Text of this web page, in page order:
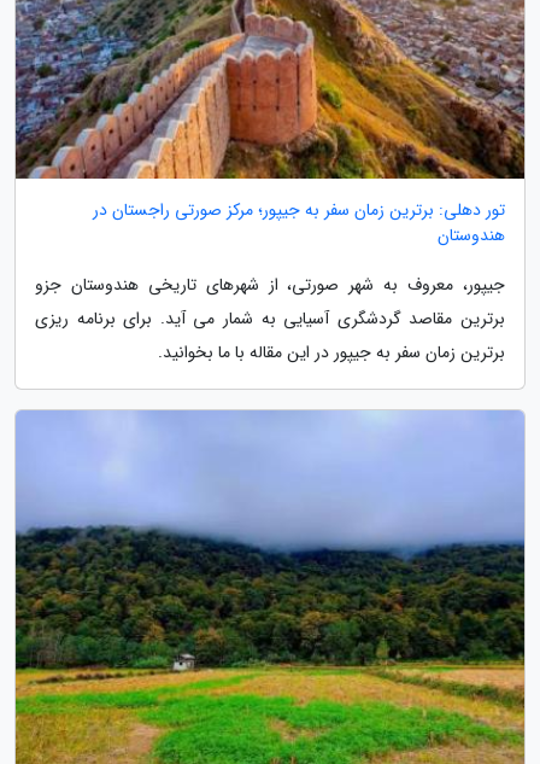
تور دهلی: برترین زمان سفر به جیپور؛ مرکز صورتی راجستان در
هندوستان
جیپور، معروف به شهر صورتی، از شهرهای تاریخی هندوستان جزو
برترین مقاصد گردشگری آسیایی به شمار می آید. برای برنامه ریزی
برترین زمان سفر به جیپور در این مقاله با ما بخوانید.